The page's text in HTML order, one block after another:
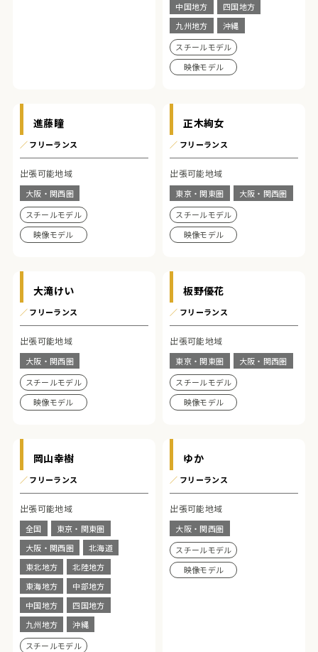
中国地方
四国地方
九州地方
沖縄
スチールモデル
映像モデル
進藤瞳
／フリーランス
出張可能地域
大阪・関西圏
スチールモデル
映像モデル
正木絢女
／ フリーランス
出張可能地域
東京・関東圏
大阪・関西圏
スチールモデル
映像モデル
大滝けい
／フリーランス
出張可能地域
大阪・関西圏
スチールモデル
映像モデル
板野優花
／ フリーランス
出張可能地域
東京・関東圏
大阪・関西圏
スチールモデル
映像モデル
岡山幸樹
／フリーランス
出張可能地域
全国
東京・関東圏
大阪・関西圏
北海道
東北地方
北陸地方
東海地方
中部地方
中国地方
四国地方
九州地方
沖縄
スチールモデル
ゆか
／ フリーランス
出張可能地域
大阪・関西圏
スチールモデル
映像モデル